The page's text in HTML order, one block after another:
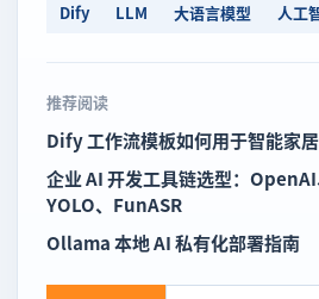
Dify LLM 大语言模型 人工
推荐阅读
Dify 工作流模板如何用于智能家
企业 AI 开发工具链选型：
YOLO、FunASR
Ollama 本地 AI 私有化部署指南